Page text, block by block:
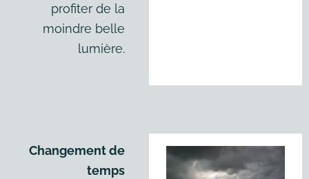
profiter de la
moindre belle
lumière.
Changement de
temps